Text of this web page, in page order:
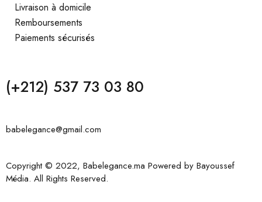
Livraison à domicile
Remboursements
Paiements sécurisés
(+212) 537 73 03 80
babelegance@gmail.com
Copyright © 2022, Babelegance.ma Powered by Bayoussef
Média. All Rights Reserved.